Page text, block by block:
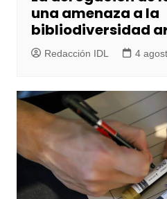
una amenaza a la
bibliodiversidad
Redacción IDL 4